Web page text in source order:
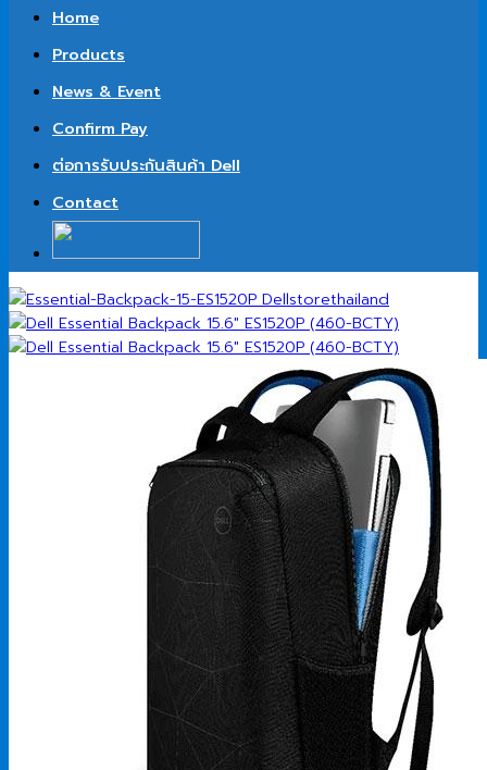
Home
Products
News & Event
Confirm Pay
ต่อการรับประกันสินค้า Dell
Contact